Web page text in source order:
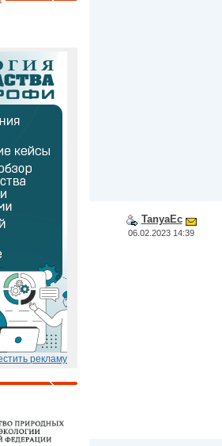
рекламу
TanyaEc
06.02.2023 14:39